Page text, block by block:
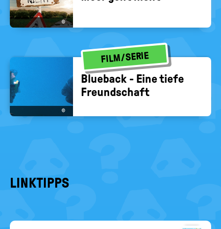
©
FILM/SERIE
©
Blue­back - Eine tiefe
Freund­schaft
LINKTIPPS